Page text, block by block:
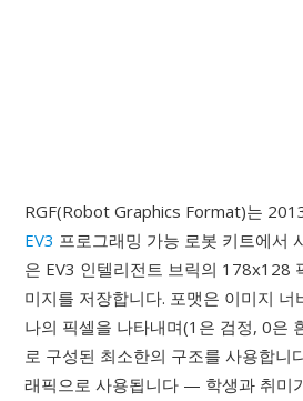
RGF(Robot Graphics Format)는
EV3 프로그래밍 가능 로봇 키트에서
은 EV3 인텔리전트 브릭의 178x128
미지를 저장합니다. 포맷은 이미지
나의 픽셀을 나타내며(1은 검정, 0은
로 구성된 최소한의 구조를 사용합니
래픽으로 사용됩니다 — 학생과 취미